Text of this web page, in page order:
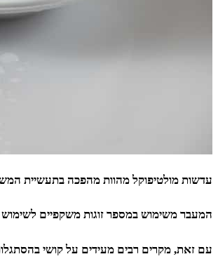
עדשות מולטיפוקל מהוות מהפכה בתעשיית
המעבר משימוש במספר זוגות משקפיים
עם זאת, מקרים רבים מעידים על קושי